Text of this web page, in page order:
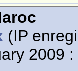
(IP
2009